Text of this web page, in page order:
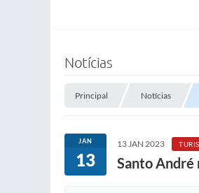
Notícias
Principal Notícias
JAN
13
13 JAN 2023
Santo André